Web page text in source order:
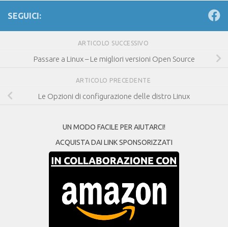
SEGUICI:
ARTICOLO SUCCESSIVO
Passare a Linux – Le migliori versioni Open Source
ARTICOLO PRECEDENTE
Le Opzioni di configurazione delle distro Linux
UN MODO FACILE PER AIUTARCI!
ACQUISTA DAI LINK SPONSORIZZATI